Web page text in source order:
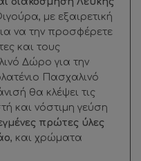
με εξαιρετική
να την προσφέρετε
και τους
Δώρο για την
Πασχαλινό
θα κλέψει τις
και νόστιμη γεύση
πρώτες ύλες
, και χρώματα